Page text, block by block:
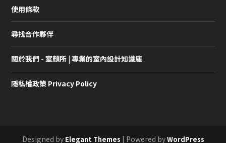
使用條款
尋找合作夥伴
關於我們 - 室顏所 | 專業的室內設計知識庫
隱私權政策 Privacy Policy
Designed by Elegant Themes | Powered byWordPress